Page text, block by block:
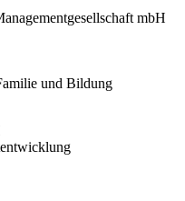
mbH
und Bildung